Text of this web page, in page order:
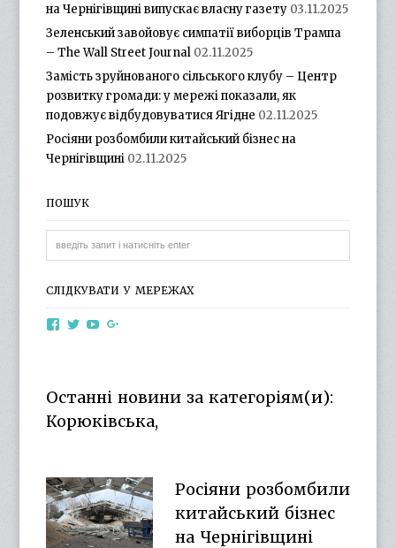
на Чернігівщині випускає власну газету 03.11.2025
Зеленський завойовує симпатії виборців Трампа
– The Wall Street Journal 02.11.2025
Замість зруйнованого сільського клубу – Центр
розвитку громади: у мережі показали, як
подовжує відбудовуватися Ягідне 02.11.2025
Росіяни розбомбили китайський бізнес на
Чернігівщині 02.11.2025
ПОШУК
СЛІДКУВАТИ У МЕРЕЖАХ
ViewViewView
YouTube
Останні новини за категоріям(и):
Корюківська,
Росіяни розбомбили
китайський бізнес
на Чернігівщині